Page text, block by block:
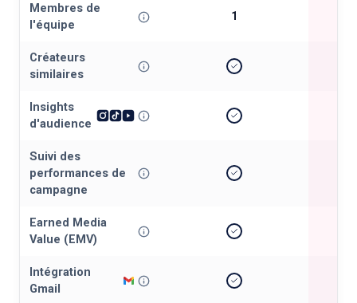
Membres de
l'équipe
1
Créateurs
similaires
Insights
d'audience
Suivi des
performances de
campagne
Earned Media
Value (EMV)
Intégration
Gmail